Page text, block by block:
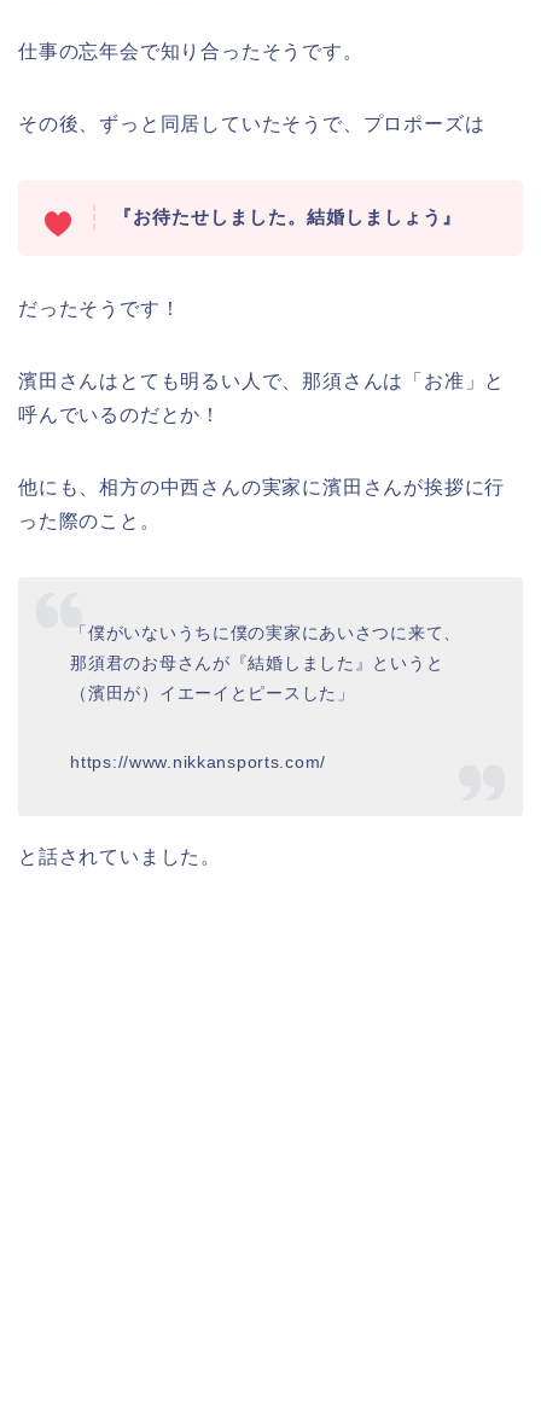
仕事の忘年会で知り合ったそうです。
その後、ずっと同居していたそうで、プロポーズは
『お待たせしました。結婚しましょう』
だったそうです！
濱田さんはとても明るい人で、那須さんは「お准」と
呼んでいるのだとか！
他にも、相方の中西さんの実家に濱田さんが挨拶に行
った際のこと。
「僕がいないうちに僕の実家にあいさつに来て、
那須君のお母さんが『結婚しました』というと
（濱田が）イエーイとピースした」
https://www.nikkansports.com/
と話されていました。